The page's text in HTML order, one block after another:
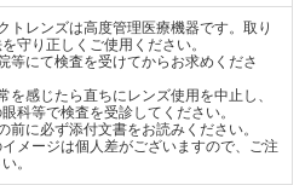
トレンズは高度管理医療機器です。取り
守り正しくご使用ください。
等にて検査を受けてからお求めくださ
を感じたら直ちにレンズ使用を中止し、
科等で検査を受診してください。
前に必ず添付文書をお読みください。
メージは個人差がございますので、ご注
。